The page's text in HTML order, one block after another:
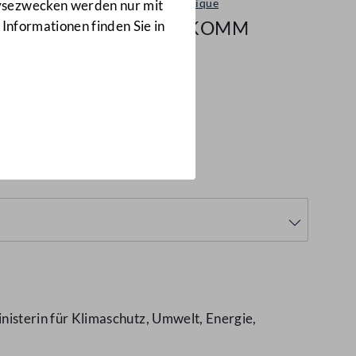
werden nur mit
finden Sie in
Kommunique
339/KOMM
für Klimaschutz, Umwelt, Energie,